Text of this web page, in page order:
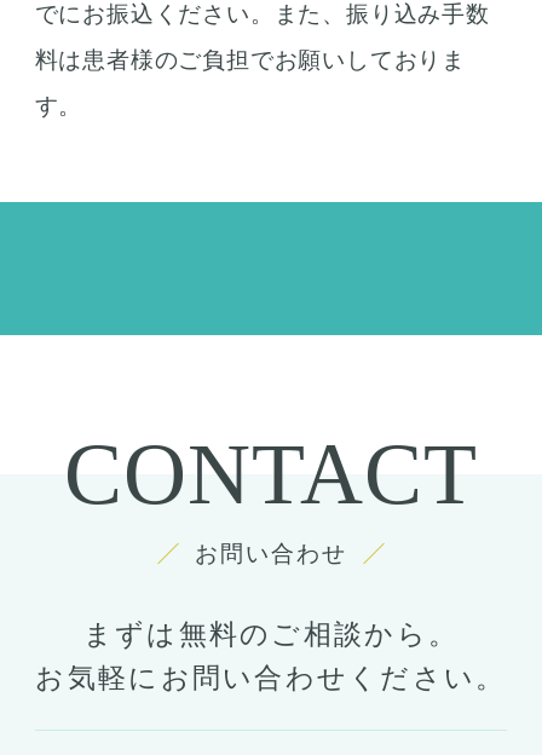
でにお振込ください。また、振り込み手数
料は患者様のご負担でお願いしておりま
す。
CONTACT
お問い合わせ
まずは無料のご相談から。
お気軽にお問い合わせください。